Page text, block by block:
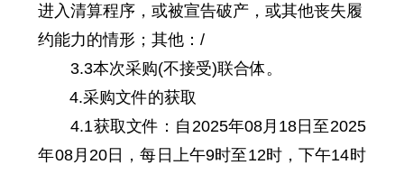
进入清算程序，或被宣告破产，或其他丧失履
约能力的情形；其他：/
3.3本次采购(不接受)联合体。
4.采购文件的获取
4.1获取文件：自2025年08月18日至2025
年08月20日，每日上午9时至12时，下午14时